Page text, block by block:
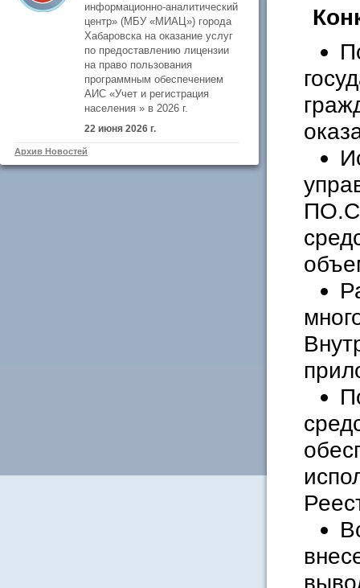
информационно-аналитический
центр» (МБУ «МИАЦ») города
Хабаровска на оказание услуг
по предоставлению лицензии
на право пользования
программным обеспечением
АИС «Учет и регистрация
населения » в 2026 г.
22 июня 2026 г.
Архив Новостей